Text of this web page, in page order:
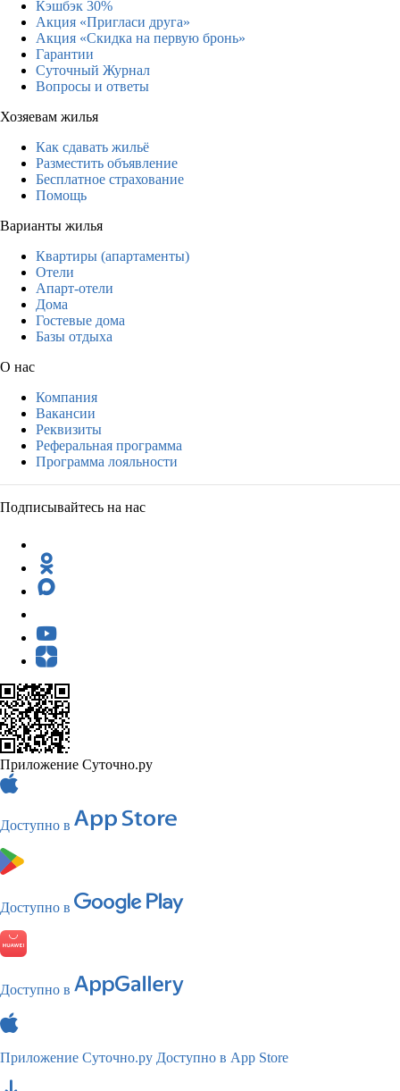
Кэшбэк 30%
Акция «Пригласи друга»
Акция «Скидка на первую бронь»
Гарантии
Суточный Журнал
Вопросы и ответы
Хозяевам жилья
Как сдавать жильё
Разместить объявление
Бесплатное страхование
Помощь
Варианты жилья
Квартиры (апартаменты)
Отели
Апарт-отели
Дома
Гостевые дома
Базы отдыха
О нас
Компания
Вакансии
Реквизиты
Реферальная программа
Программа лояльности
Подписывайтесь на нас
Приложение Суточно.ру
Доступно в
Доступно в
Доступно в
Приложение Суточно.ру Доступно в App Store